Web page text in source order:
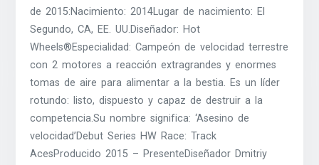
de 2015:Nacimiento: 2014Lugar de nacimiento: El
Segundo, CA, EE. UU.Diseñador: Hot
Wheels®Especialidad: Campeón de velocidad terrestre
con 2 motores a reacción extragrandes y enormes
tomas de aire para alimentar a la bestia. Es un líder
rotundo: listo, dispuesto y capaz de destruir a la
competencia.Su nombre significa: ‘Asesino de
velocidad’Debut Series HW Race: Track
AcesProducido 2015 – PresenteDiseñador Dmitriy